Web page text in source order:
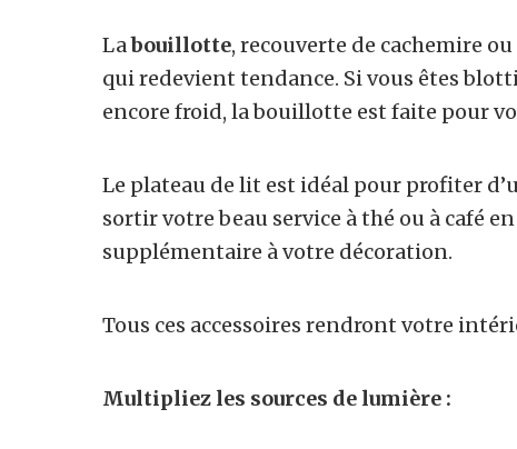
Labouillotte, recouverte de cachemire
qui redevient tendance. Si vous êtes
encore froid, la bouillotte est faite pour
Le plateau de lit est idéal pour profiter
sortir votre beau service à thé ou à café
supplémentaire à votre décoration.
Tous ces accessoires rendront votre
Multipliez les sources de lumière :